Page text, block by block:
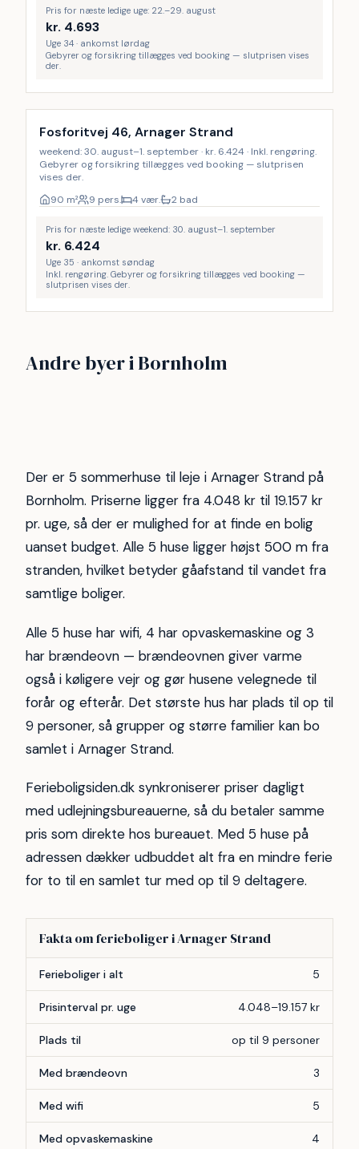
Pris for næste ledige uge: 22.–29. august
kr. 4.693
Uge 34 · ankomst lørdag
Gebyrer og forsikring tillægges ved booking — slutprisen vises
der.
Inkl. rengøring
Fosforitvej 46, Arnager Strand
weekend: 30. august–1. september · kr. 6.424 · Inkl. rengøring.
Gebyrer og forsikring tillægges ved booking — slutprisen
vises der.
90 m² 9 pers. 4 vær. 2 bad
Pris for næste ledige weekend: 30. august–1. september
kr. 6.424
Uge 35 · ankomst søndag
Inkl. rengøring. Gebyrer og forsikring tillægges ved booking —
slutprisen vises der.
Andre byer i Bornholm
18 18
Årsdale Dueodde Strand
Allinge-Sandvig
Der er 5 sommerhuse til leje i Arnager Strand på
Bornholm. Priserne ligger fra 4.048 kr til 19.157 kr
pr. uge, så der er mulighed for at finde en bolig
uanset budget. Alle 5 huse ligger højst 500 m fra
stranden, hvilket betyder gåafstand til vandet fra
samtlige boliger.
Alle 5 huse har wifi, 4 har opvaskemaskine og 3
har brændeovn — brændeovnen giver varme
også i køligere vejr og gør husene velegnede til
forår og efterår. Det største hus har plads til op til
9 personer, så grupper og større familier kan bo
samlet i Arnager Strand.
Ferieboligsiden.dk synkroniserer priser dagligt
med udlejningsbureauerne, så du betaler samme
pris som direkte hos bureauet. Med 5 huse på
adressen dækker udbuddet alt fra en mindre ferie
for to til en samlet tur med op til 9 deltagere.
Fakta om ferieboliger i Arnager Strand
Ferieboliger i alt 5
Prisinterval pr. uge 4.048–19.157 kr
Plads til op til 9 personer
Med brændeovn 3
Med wifi 5
Med opvaskemaskine 4